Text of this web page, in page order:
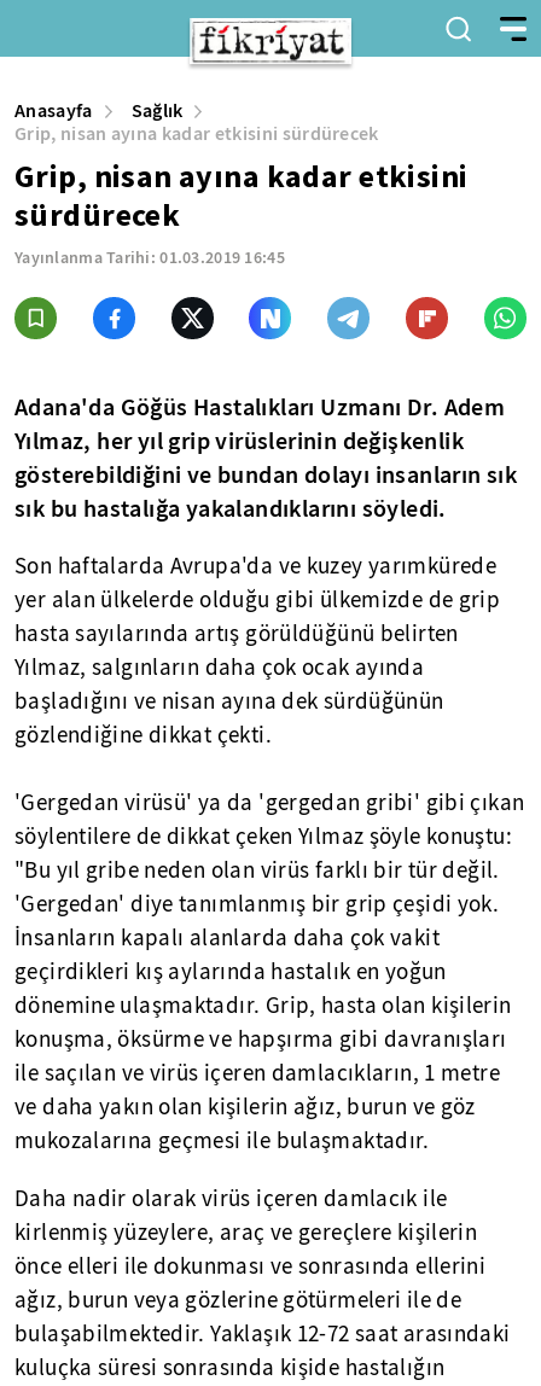
Anasayfa
Sağlık
Grip, nisan ayına kadar etkisini sürdürecek
Grip, nisan ayına kadar etkisini
sürdürecek
Yayınlanma Tarihi:01.03.2019 16:45
Adana'da Göğüs Hastalıkları Uzmanı Dr. Adem
Yılmaz, her yıl grip virüslerinin değişkenlik
gösterebildiğini ve bundan dolayı insanların sık
sık bu hastalığa yakalandıklarını söyledi.
Son haftalarda Avrupa'da ve kuzey yarımkürede
yer alan ülkelerde olduğu gibi ülkemizde de grip
hasta sayılarında artış görüldüğünü belirten
Yılmaz, salgınların daha çok ocak ayında
başladığını ve nisan ayına dek sürdüğünün
gözlendiğine dikkat çekti.
'Gergedan virüsü' ya da 'gergedan gribi' gibi çıkan
söylentilere de dikkat çeken Yılmaz şöyle konuştu:
"Bu yıl gribe neden olan virüs farklı bir tür değil.
'Gergedan' diye tanımlanmış bir grip çeşidi yok.
İnsanların kapalı alanlarda daha çok vakit
geçirdikleri kış aylarında hastalık en yoğun
dönemine ulaşmaktadır. Grip, hasta olan kişilerin
konuşma, öksürme ve hapşırma gibi davranışları
ile saçılan ve virüs içeren damlacıkların, 1 metre
ve daha yakın olan kişilerin ağız, burun ve göz
mukozalarına geçmesi ile bulaşmaktadır.
Daha nadir olarak virüs içeren damlacık ile
kirlenmiş yüzeylere, araç ve gereçlere kişilerin
önce elleri ile dokunması ve sonrasında ellerini
ağız, burun veya gözlerine götürmeleri ile de
bulaşabilmektedir. Yaklaşık 12-72 saat arasındaki
kuluçka süresi sonrasında kişide hastalığın